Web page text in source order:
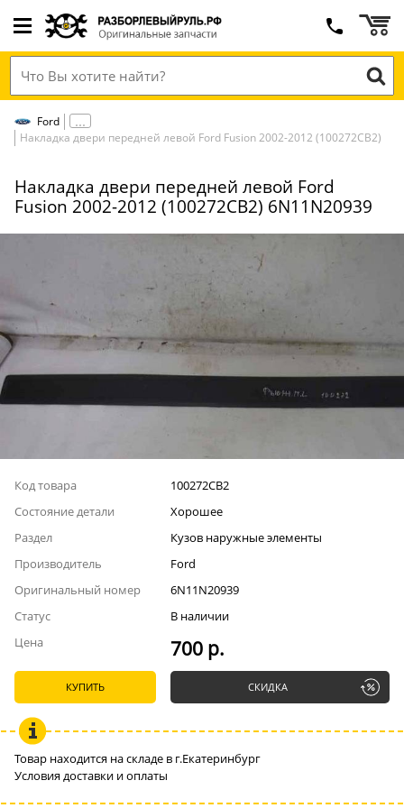
Ford
Накладка двери передней левой Ford Fusion 2002-2012 (100272СВ2)
Накладка двери передней левой Ford
Fusion 2002-2012 (100272СВ2) 6N11N20939
Код товара
100272СВ2
Состояние детали
Хорошее
Раздел
Кузов наружные элементы
Производитель
Ford
Оригинальный номер
6N11N20939
Статус
В наличии
Цена
700 р.
КУПИТЬ СКИДКА
Товар находится на складе в г.Екатеринбург
Условия доставки и оплаты